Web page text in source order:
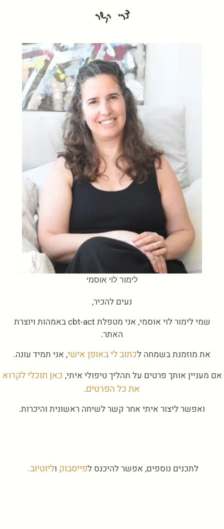
צרי קשר
לימור לוי אוסמי
נעים להכיר,
שמי לימור לוי אוסמי, אני מטפלת cbt-act באמהות ויוצרת
האתר.
את מוזמנת בשמחה לכתוב לי באופן אישי, אני תמיד עונה.
אם מעניין אותך פרטים על תהליך טיפולי איתי, כאן תוכלי לקרוא
את כל הפרטים.
ואפשר ליצור איתי אחר קשר לשיחה ראשונית והיכרות.
לתכנים נוספים, אפשר להיכנס לפייסבוק וליוטיוב.